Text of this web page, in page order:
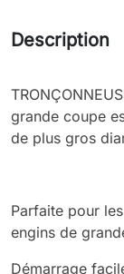
Description
grande coupe
de plus gros
Parfaite pour
engins de
Démarrage